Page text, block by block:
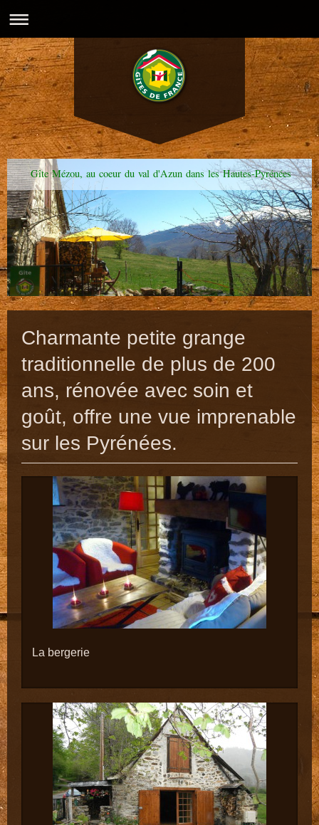
Gîte Mézou, au coeur du val d'Azun dans les Hautes-Pyrénées
Charmante petite grange
traditionnelle de plus de 200
ans, rénovée avec soin et
goût, offre une vue imprenable
sur les Pyrénées.
La bergerie